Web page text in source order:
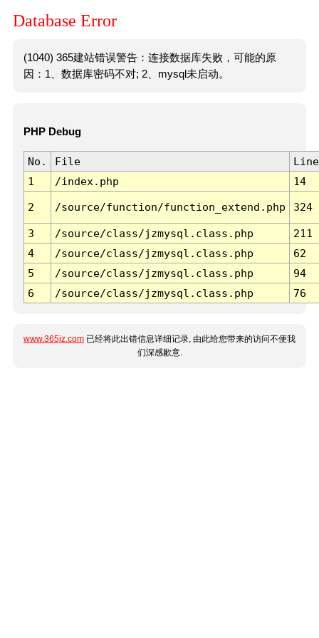
Database Error
(1040) 365建站错误警告：连接数据库失败，可能的原
因：1、数据库密码不对; 2、mysql未启动。
PHP Debug
No. File
Line
1
/index.php 14
2 /source/function/function_extend.php 324
3 /source/class/jzmysql.class.php
211
4
/source/class/jzmysql.class.php
62
5
/source/class/jzmysql.class.php
94
6
/source/class/jzmysql.class.php 76
www.365jz.com 已经将此出错信息详细记录, 由此给您带来的访问不便我
们深感歉意.